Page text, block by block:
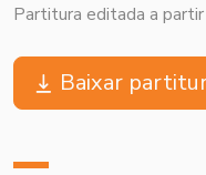
Partitura editada a
Baixar